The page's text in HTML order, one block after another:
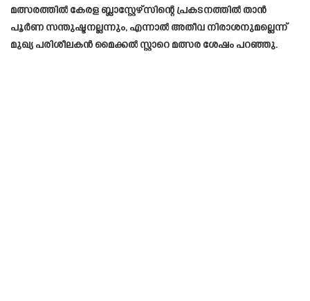
മത്സരത്തിൽ കേരള ബ്ലാസ്റ്റേഴ്സിന്റെ പ്രകടനത്തിൽ താൻ
പൂർണ സന്തുഷ്ടനല്ലന്നും, എന്നാൽ അതീവ നിരാശനുമല്ലെന്ന്
മുഖ്യ പരിശീലകൻ മൈക്കൽ സ്റ്റാറെ മത്സര ശേഷം പറഞ്ഞു.